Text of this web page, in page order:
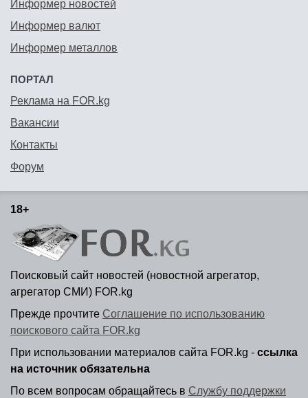
Информер новостей
Информер валют
Информер металлов
ПОРТАЛ
Реклама на FOR.kg
Вакансии
Контакты
Форум
18+
Поисковый сайт новостей (новостной агрегатор,
агрегатор СМИ) FOR.kg
Прежде прочтите Соглашение по использованию
поискового сайта FOR.kg
При использовании материалов сайта FOR.kg - ссылка
на источник обязательна
По всем вопросам обращайтесь в Службу поддержки